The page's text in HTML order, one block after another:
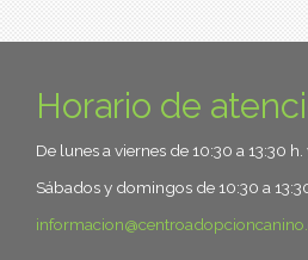
Horario de
De lunes a viernes de 10:30 a 13:30
Sábados y domingos de 10:30 a
informacion